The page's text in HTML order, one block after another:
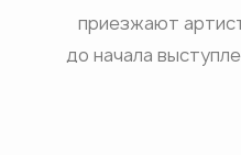
приезжают
до начала